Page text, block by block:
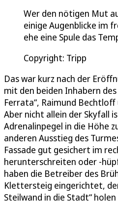
Wer den nötigen Mut
einige Augenblicke im
ehe eine Spule das
Copyright: Tripp
Das war kurz nach der
mit den beiden Inhabern
Ferrata“, Raimund
Aber nicht allein der Skyfall
Adrenalinpegel in die Höhe
anderen Ausstieg des
Fassade gut gesichert im
herunterschreiten oder -
haben die Betreiber des
Klettersteig eingerichtet,
Steilwand in die Stadt“ holen